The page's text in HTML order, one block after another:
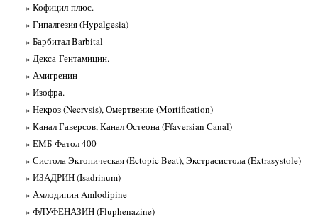
» Кофицил-плюс.
» Гипалгезия (Hypalgesia)
» Барбитал Barbital
» Декса-Гентамицин.
» Амигренин
» Изофра.
» Некроз (Necrvsis), Омертвение (Mortification)
» Канал Гаверсов, Канал Остеона (Ffaversian Canal)
» ЕМБ-Фатол 400
» Систола Эктопическая (Ectopic Beat), Экстрасистола (Extrasystole)
» ИЗАДРИН (Isadrinum)
» Амлодипин Amlodipine
» ФЛУФЕНАЗИН (Fluphenazine)